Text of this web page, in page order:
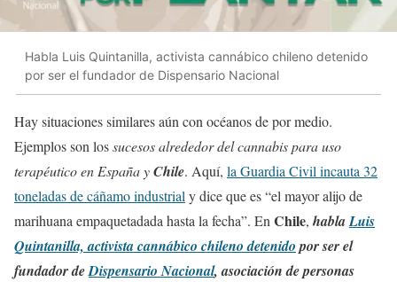
Habla Luis Quintanilla, activista cannábico chileno detenido
por ser el fundador de Dispensario Nacional
Hay situaciones similares aún con océanos de por medio.
Ejemplos son lossucesos alrededor del cannabis para uso
terapéutico en España yChile. Aquí, la Guardia Civil incauta 32
toneladas de cáñamo industrial y dice que es “el mayor alijo de
marihuana empaquetadada hasta la fecha”. En Chile, hablaLuis
Quintanilla, activista cannábico chileno detenidopor ser el
fundador deDispensario Nacional, asociación de personas